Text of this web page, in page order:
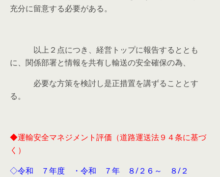
充分に留意する必要がある。
以上２点につき、経営トップに報告するととも
に、関係部署と情報を共有し輸送の安全確保の為、
必要な方策を検討し是正措置を講ずることとす
る。
◆運輸安全マネジメント評価（道路運送法９４条に基づ
く）
◇令和 ７年度 ・令和 ７年 ８/２６～ ８/２